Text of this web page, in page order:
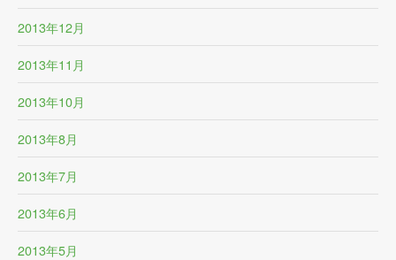
2013年12月
2013年11月
2013年10月
2013年8月
2013年7月
2013年6月
2013年5月